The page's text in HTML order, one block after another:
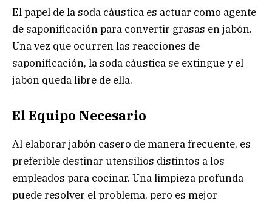
El papel de la soda cáustica es actuar como agente
de saponificación para convertir grasas en jabón.
Una vez que ocurren las reacciones de
saponificación, la soda cáustica se extingue y el
jabón queda libre de ella.
El Equipo Necesario
Al elaborar jabón casero de manera frecuente, es
preferible destinar utensilios distintos a los
empleados para cocinar. Una limpieza profunda
puede resolver el problema, pero es mejor